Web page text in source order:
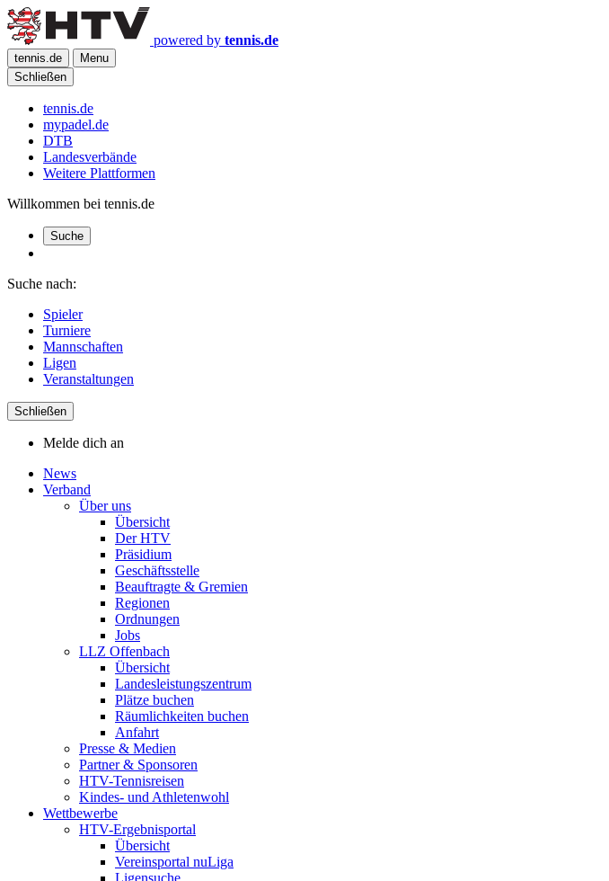
powered by tennis.de
tennis.de
Menu
Schließen
tennis.de
mypadel.de
DTB
Landesverbände
Weitere Plattformen
Willkommen bei tennis.de
Suche
Suche nach:
Spieler
Turniere
Mannschaften
Ligen
Veranstaltungen
Schließen
Melde dich an
News
Verband
Über uns
Übersicht
Der HTV
Präsidium
Geschäftsstelle
Beauftragte & Gremien
Regionen
Ordnungen
Jobs
LLZ Offenbach
Übersicht
Landesleistungszentrum
Plätze buchen
Räumlichkeiten buchen
Anfahrt
Presse & Medien
Partner & Sponsoren
HTV-Tennisreisen
Kindes- und Athletenwohl
Wettbewerbe
HTV-Ergebnisportal
Übersicht
Vereinsportal nuLiga
Ligensuche